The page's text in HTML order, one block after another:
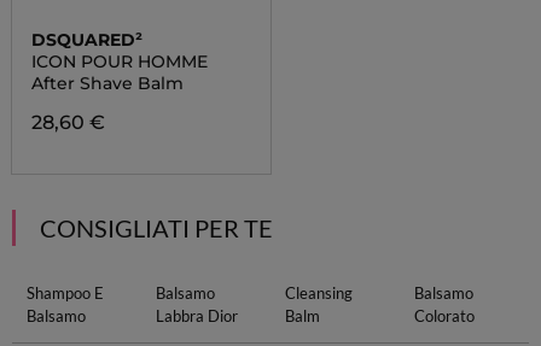
DSQUARED²
ICON POUR HOMME
After Shave Balm
28,60 €
CONSIGLIATI PER TE
Shampoo E
Balsamo
Balsamo
Labbra Dior
Cleansing
Balm
Balsamo
Colorato